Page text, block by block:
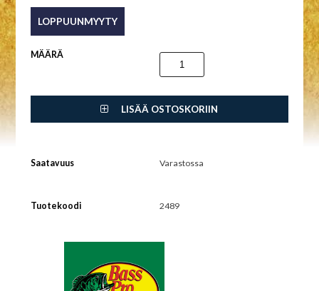
MÄÄRÄ
LISÄÄ OSTOSKORIIN
Saatavuus Varastossa
Tuotekoodi 2489